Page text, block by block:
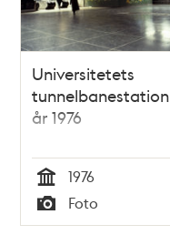
Universitetets
tunnelbanestation
år 1976
Tid
1976
Typ
Foto